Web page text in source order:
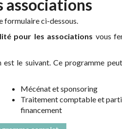
associations
formulaire ci-dessous.
pour les associations vous
le suivant. Ce programme
Mécénat et sponsoring
Traitement comptable et
financement